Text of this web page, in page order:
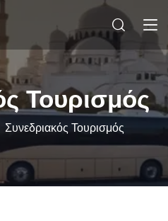
Τουρισμός
Συνεδριακός Τουρισμός